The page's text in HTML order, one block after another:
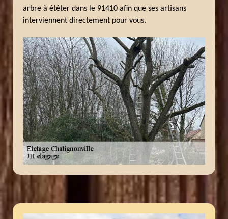
arbre à étêter dans le 91410 afin que ses artisans
interviennent directement pour vous.